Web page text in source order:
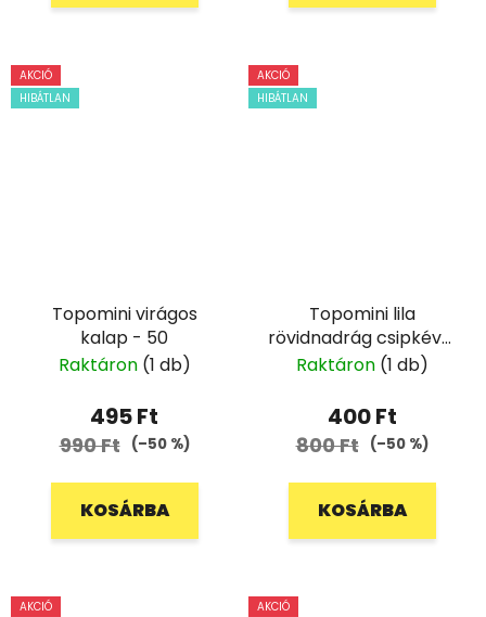
AKCIÓ
HIBÁTLAN
Topomini virágos
kalap - 50
Raktáron (1 db)
495 Ft
990 Ft (–50 %)
KOSÁRBA
AKCIÓ
HIBÁTLAN
Topomini lila
rövidnadrág csipkével
- 62
Raktáron (1 db)
400 Ft
800 Ft (–50 %)
KOSÁRBA
AKCIÓ
AKCIÓ